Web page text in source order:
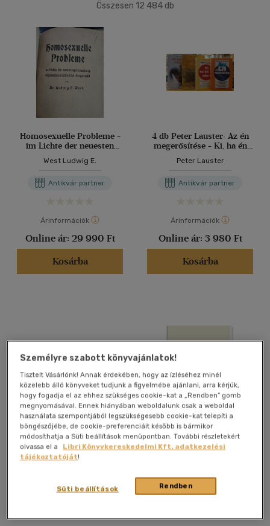
(7)
500 Ft - 2500 Ft
2500 Ft - 4500 Ft
4500 Ft felett
Korosztály szerint
Gyermek (3)
Ifjúsági(19)
14 - 18 év(3)
mind(14)
Gyermek és ifjúsági
Felnőtt(3401)
Angol(70)
Francia(1)
Macedon(1)
Német(13)
Portugál(1)
Ukrán(1)
Vélemény szerint
Összesen 12 484db
Homosexuelle Probleme -
im Lichte der neuesten
allgemeinverständlich
homoszexuális problémák)
West Ludwig E.
Antikvár partner
Árinformációk
Online ár: 29 990 Ft
Kosárba
4 db Peter Lauster: Az én
megerősítése + Ki, ha én
szeretetről + Ne hagyd
Peter Lauster
Antikvár partner
Árinformációk
Online ár: 3 980 Ft
Kosárba
5 db Szorongás +
Depresszió (Hallstrom-
McClure) + Pánik és fóbiák
+ Depresszió (Arató) +
Arató Mihály, Bánki M. Csaba,
A gyermeknyelv (Mit is
sajátít el a gyerek? / Már a
bölcsőben - az első két
törvényszerűségek)
Antikvár partner
Személyre szabott könyvajánlatok!
Tisztelt Vásárlónk! Annak érdekében, hogy az ízléséhez minél
közelebb álló könyveket tudjunk a figyelmébe ajánlani, arra kérjük,
hogy fogadja el az ehhez szükséges cookie-kat a „Rendben” gomb
megnyomásával. Ennek hiányában weboldalunk csak a weboldal
használata szempontjából legszükségesebb cookie-kat telepíti a
böngészőjébe, de cookie-preferenciáit később is bármikor
módosíthatja a Süti beállítások menüpontban. További részletekért
olvassa el a
Libri Könyvkereskedelmi Kft. adatkezelési
tájékoztatóját!
Rendben
Süti beállítások